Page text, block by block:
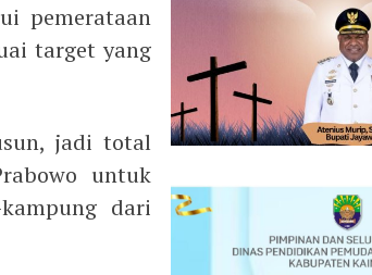
pemerataan
target yang
jadi total
untuk
dari